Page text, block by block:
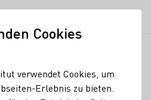
Cookies
verwendet Cookies, um
Erlebnis zu bieten.